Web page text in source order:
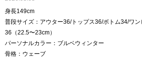
身長149cm
普段サイズ：アウター36/トップス36/ボトム34/ワン
36（22.5〜23cm）
パーソナルカラー：ブルベウィンター
骨格：ウェーブ